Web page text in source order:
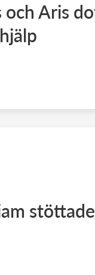
och Aris